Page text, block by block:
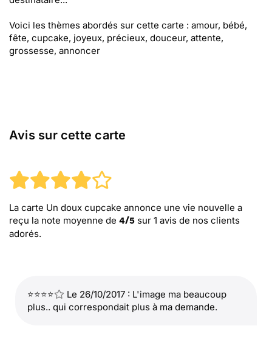
Voici les thèmes abordés sur cette carte : amour, bébé,
fête, cupcake, joyeux, précieux, douceur, attente,
grossesse, annoncer
Avis sur cette carte
La carte Un doux cupcake annonce une vie nouvelle a
reçu la note moyenne de 4/5 sur 1 avis de nos clients
adorés.
⭐⭐⭐⭐
Le 26/10/2017 : L'image ma beaucoup
plus.. qui correspondait plus à ma demande.